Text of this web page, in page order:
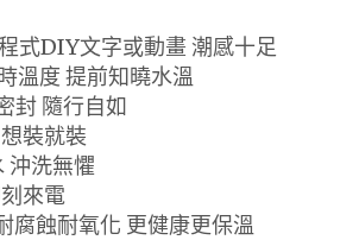
式DIY文字或動畫 潮感十足
溫度 提前知曉水溫
封 隨行自如
裝就裝
沖洗無懼
來電
腐蝕耐氧化 更健康更保溫